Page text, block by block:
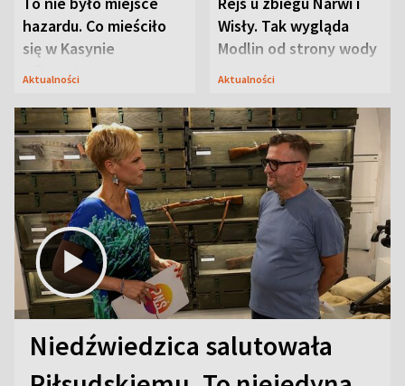
hazardu. Co mieściło
się w Kasynie
Oficerskim?
Aktualności
Wisły. Tak wygląda
Modlin od strony wody
Aktualności
Niedźwiedzica salutowała